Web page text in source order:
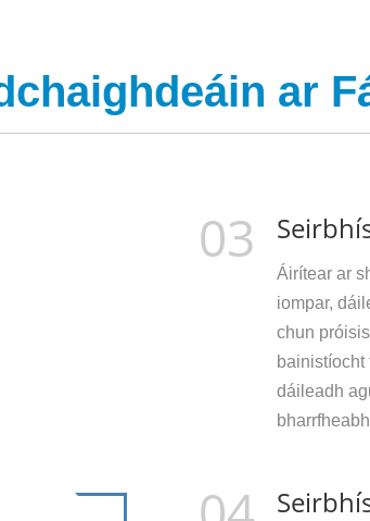
ar
03
Áirítear ar
iompar,
chun
bainistíocht
dáileadh